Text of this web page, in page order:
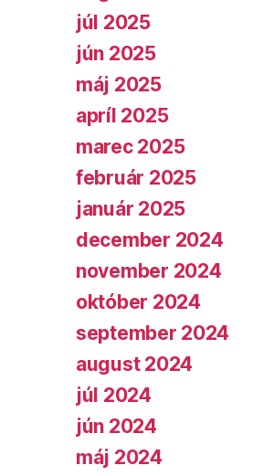
júl 2025
jún 2025
máj 2025
apríl 2025
marec 2025
február 2025
január 2025
december 2024
november 2024
október 2024
september 2024
august 2024
júl 2024
jún 2024
máj 2024